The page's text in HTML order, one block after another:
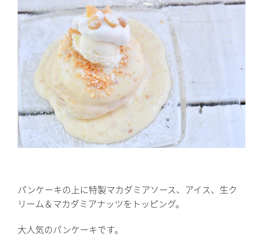
パンケーキの上に特製マカダミアソース、アイス、生ク
リーム＆マカダミアナッツをトッピング。
大人気のパンケーキです。